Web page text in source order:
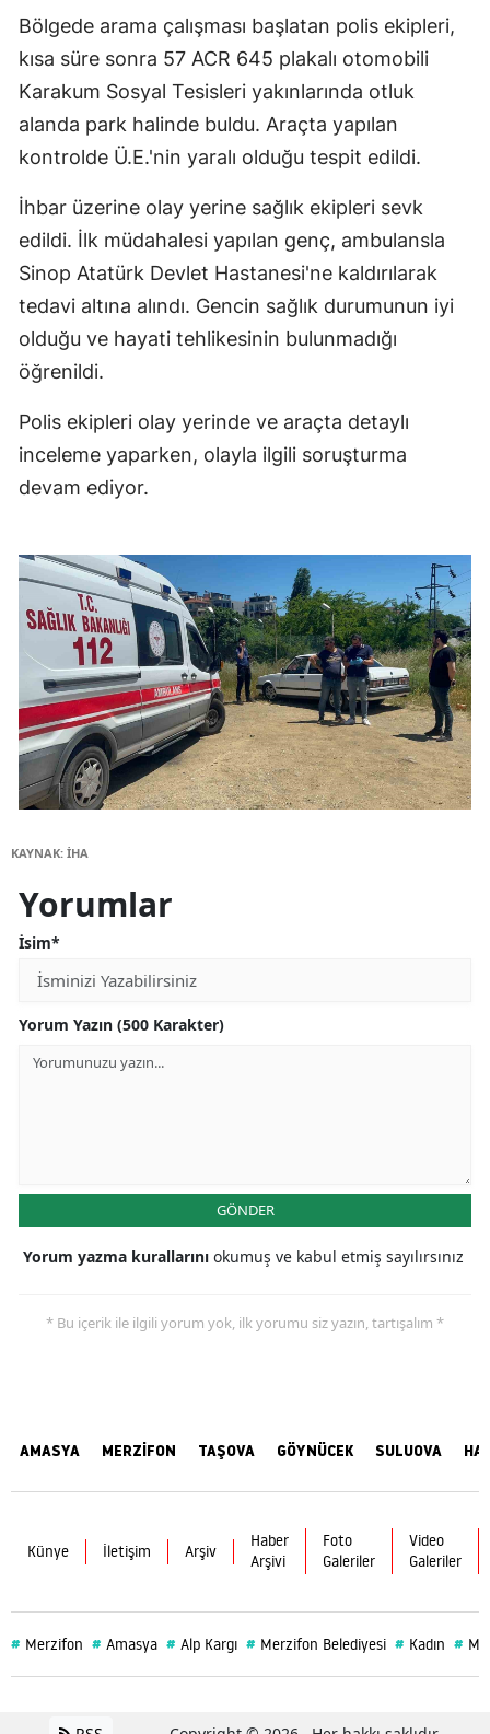
Bölgede arama çalışması başlatan polis ekipleri,
kısa süre sonra 57 ACR 645 plakalı otomobili
Karakum Sosyal Tesisleri yakınlarında otluk
alanda park halinde buldu. Araçta yapılan
kontrolde Ü.E.'nin yaralı olduğu tespit edildi.
İhbar üzerine olay yerine sağlık ekipleri sevk
edildi. İlk müdahalesi yapılan genç, ambulansla
Sinop Atatürk Devlet Hastanesi'ne kaldırılarak
tedavi altına alındı. Gencin sağlık durumunun iyi
olduğu ve hayati tehlikesinin bulunmadığı
öğrenildi.
Polis ekipleri olay yerinde ve araçta detaylı
inceleme yaparken, olayla ilgili soruşturma
devam ediyor.
KAYNAK: İHA
Yorumlar
İsim*
Yorum Yazın (500 Karakter)
GÖNDER
Yorum yazma kurallarını okumuş ve kabul etmiş sayılırsınız
* Bu içerik ile ilgili yorum yok, ilk yorumu siz yazın, tartışalım *
AMASYA MERZİFON TAŞOVA GÖYNÜCEK SULUOVA
Künye İletişim Arşiv
Haber
Arşivi
Foto
Galeriler
Video
Galeriler
# Merzifon # Amasya # Alp Kargı # Merzifon Belediyesi # Kadın #